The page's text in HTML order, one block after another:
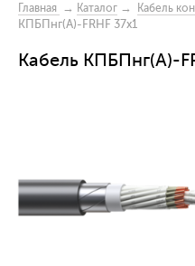
Главная → Каталог → Кабель
КПБПнг(A)-FRHF 37х1
Кабель КПБПнг(A)-